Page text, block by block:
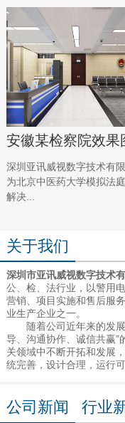
安徽某检察院效果
深圳亚讯威视数字技术有
为北京中医药大学模拟法
解决...
关于我们
深圳市亚讯威视数字技术
公、检、法行业，以警用
营销、项目实施和售后服
业生产企业之一。
随着公司近年来的发展
导、沟通协作、诚信共赢”
关领域中不断开拓和发展
统完善，设计合理，运行
公司新闻 行业